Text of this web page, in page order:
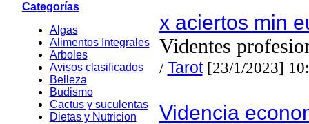
Categorías
Algas
Alimentos Integrales
Arboles
Avisos clasificados
Belleza
Budismo
Cactus y suculentas
Dietas y Nutricion
x aciertos min
Videntes
/Tarot[23/1/2023]
Videncia